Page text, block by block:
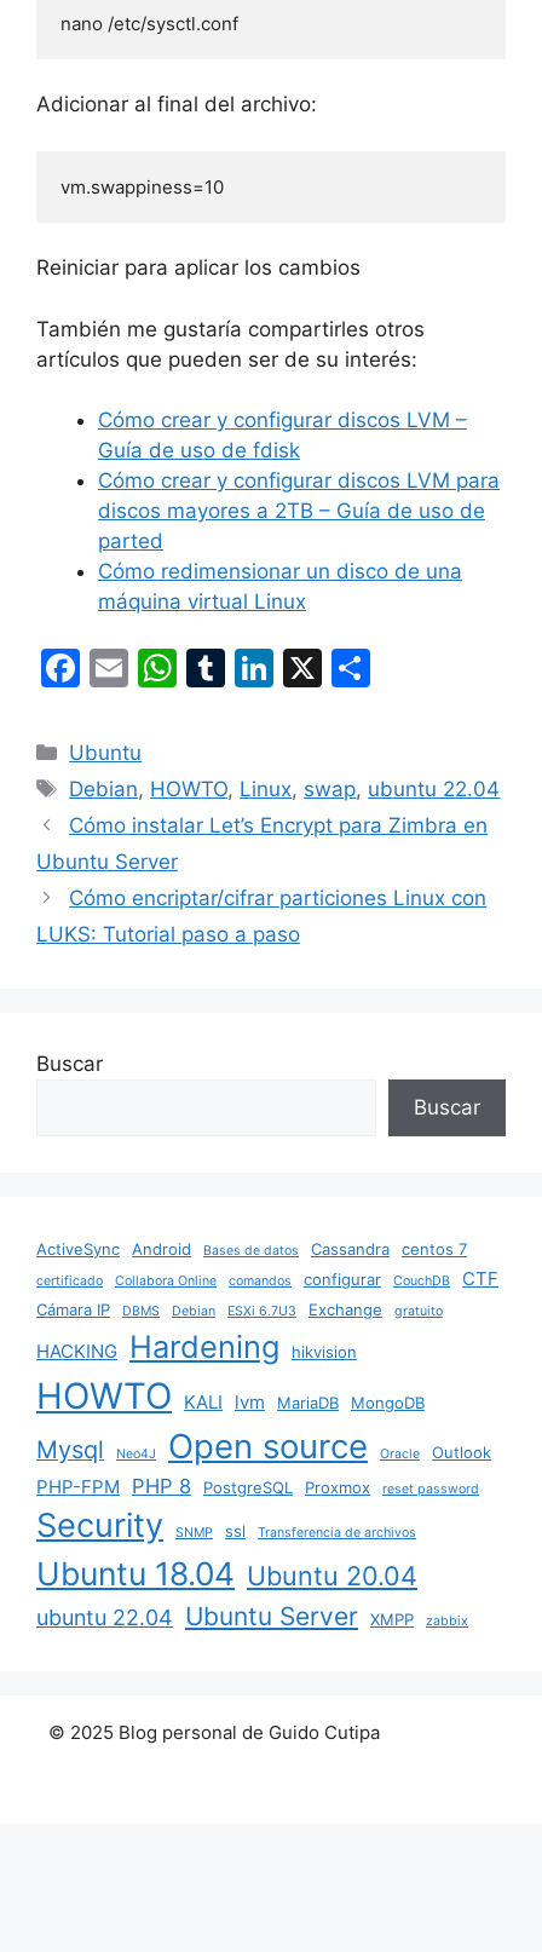
nano /etc/sysctl.conf
Adicionar al final del archivo:
vm.swappiness=10
Reiniciar para aplicar los cambios
También me gustaría compartirles otros
artículos que pueden ser de su interés:
Cómo crear y configurar discos LVM –
Guía de uso de fdisk
Cómo crear y configurar discos LVM para
discos mayores a 2TB – Guía de uso de
parted
Cómo redimensionar un disco de una
máquina virtual Linux
F
c
e
b
o
o
k
E
ai
l
W
s
A
p
p
T
bl
r
Li
e
dI
X
p
ar
Categorías
Ubuntu
Etiquetas
Debian, HOWTO, Linux, swap, ubuntu 22.04
Cómo instalar Let’s Encrypt para Zimbra en
Ubuntu Server
Cómo encriptar/cifrar particiones Linux con
LUKS: Tutorial paso a paso
Buscar
Buscar
ActiveSync Android Bases de datos Cassandra centos 7
certificado Collabora Online comandos configurar CouchDB CTF
Cámara IP DBMS Debian ESXi 6.7U3 Exchange gratuito
HACKING Hardening hikvision
HOWTO KALI lvm MariaDB MongoDB
Mysql Neo4J Open source Oracle Outlook
PHP-FPM PHP 8 PostgreSQL Proxmox reset password
Security SNMP ssl Transferencia de archivos
Ubuntu 18.04 Ubuntu 20.04
ubuntu 22.04 Ubuntu Server XMPP zabbix